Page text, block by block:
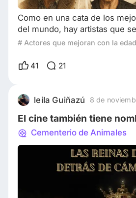
Como en una cata de los
del mundo, hay artistas que
con los años.
ACTORES AÑEJADOS (Y
mundo del cine, hay
como productos de
gloria, descartables. Pero
maduran como una botell
# Actores que mejoran con la edad
41 21
leila Guiñazú 8 de
El cine también tiene
Cementerio de Animales